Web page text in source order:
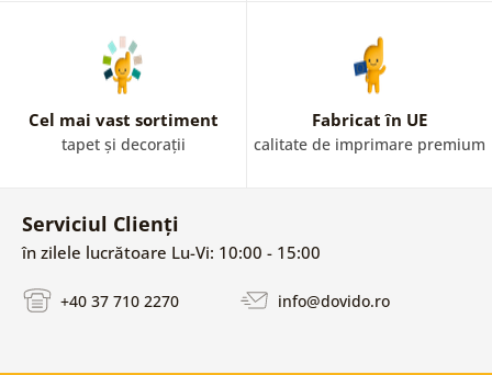
Cel mai vast sortiment
tapet și decorații
Fabricat în UE
calitate de imprimare premium
Serviciul Clienți
în zilele lucrătoare Lu-Vi: 10:00 - 15:00
+40 37 710 2270 info@dovido.ro